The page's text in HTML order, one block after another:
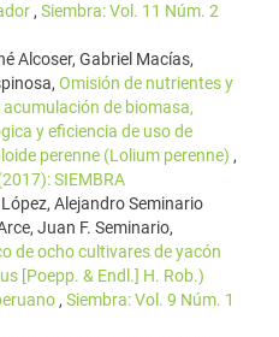
, Siembra: Vol. 11 Núm. 2
Alcoser, Gabriel Macías,
Omisión de nutrientes y
de biomasa,
y eficiencia de uso de
perenne (Lolium perenne) ,
SIEMBRA
Alejandro Seminario
Juan F. Seminario,
de ocho cultivares de yacón
[Poepp. & Endl.] H. Rob.)
, Siembra: Vol. 9 Núm. 1